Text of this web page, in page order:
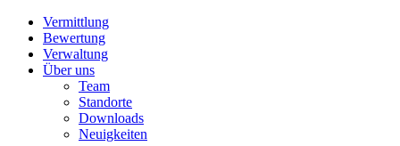
Vermittlung
Bewertung
Verwaltung
Über uns
Team
Standorte
Downloads
Neuigkeiten